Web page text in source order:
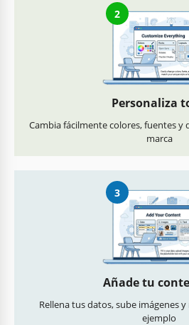
2
Personaliza
Cambia fácilmente colores, fuentes y
marca
3
Añade tu
Rellena tus datos, sube imágenes
ejemplo